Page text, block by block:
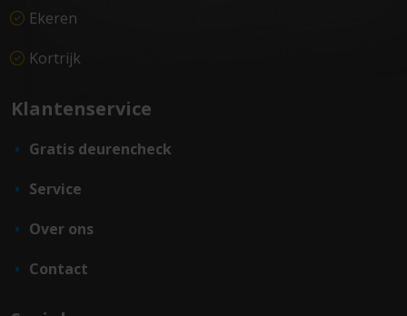
Ekeren
Kortrijk
Klantenservice
Gratis deurencheck
Service
Over ons
Contact